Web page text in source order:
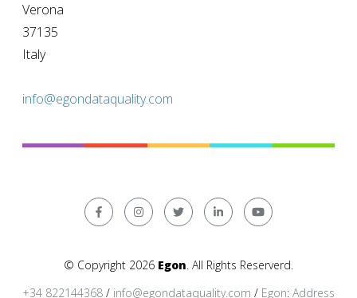
Verona
37135
Italy
info@egondataquality.com
© Copyright 2026 Egon. All Rights Reserverd.
+34 822144368 / info@egondataquality.com / Egon: Address